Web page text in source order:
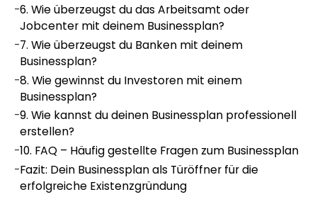
-6. Wie überzeugst du das Arbeitsamt oder
Jobcenter mit deinem Businessplan?
-7. Wie überzeugst du Banken mit deinem
Businessplan?
-8. Wie gewinnst du Investoren mit einem
Businessplan?
-9. Wie kannst du deinen Businessplan professionell
erstellen?
-10. FAQ – Häufig gestellte Fragen zum Businessplan
-Fazit: Dein Businessplan als Türöffner für die
erfolgreiche Existenzgründung